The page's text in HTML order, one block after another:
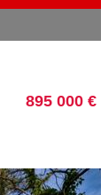
895 000 €